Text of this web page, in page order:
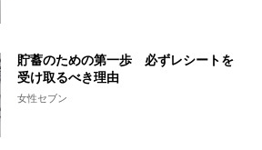
貯蓄のための第一歩 必ずレシートを
受け取るべき理由
女性セブン